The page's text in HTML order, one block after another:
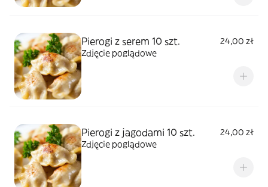
Pierogi z serem 10 szt.
24,00 zł
Zdjęcie poglądowe
Pierogi z jagodami 10 szt.
24,00 zł
Zdjęcie poglądowe